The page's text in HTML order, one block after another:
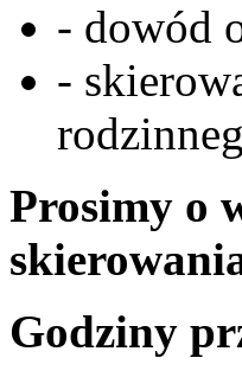
- dowód
-
Prosimy o
Godziny